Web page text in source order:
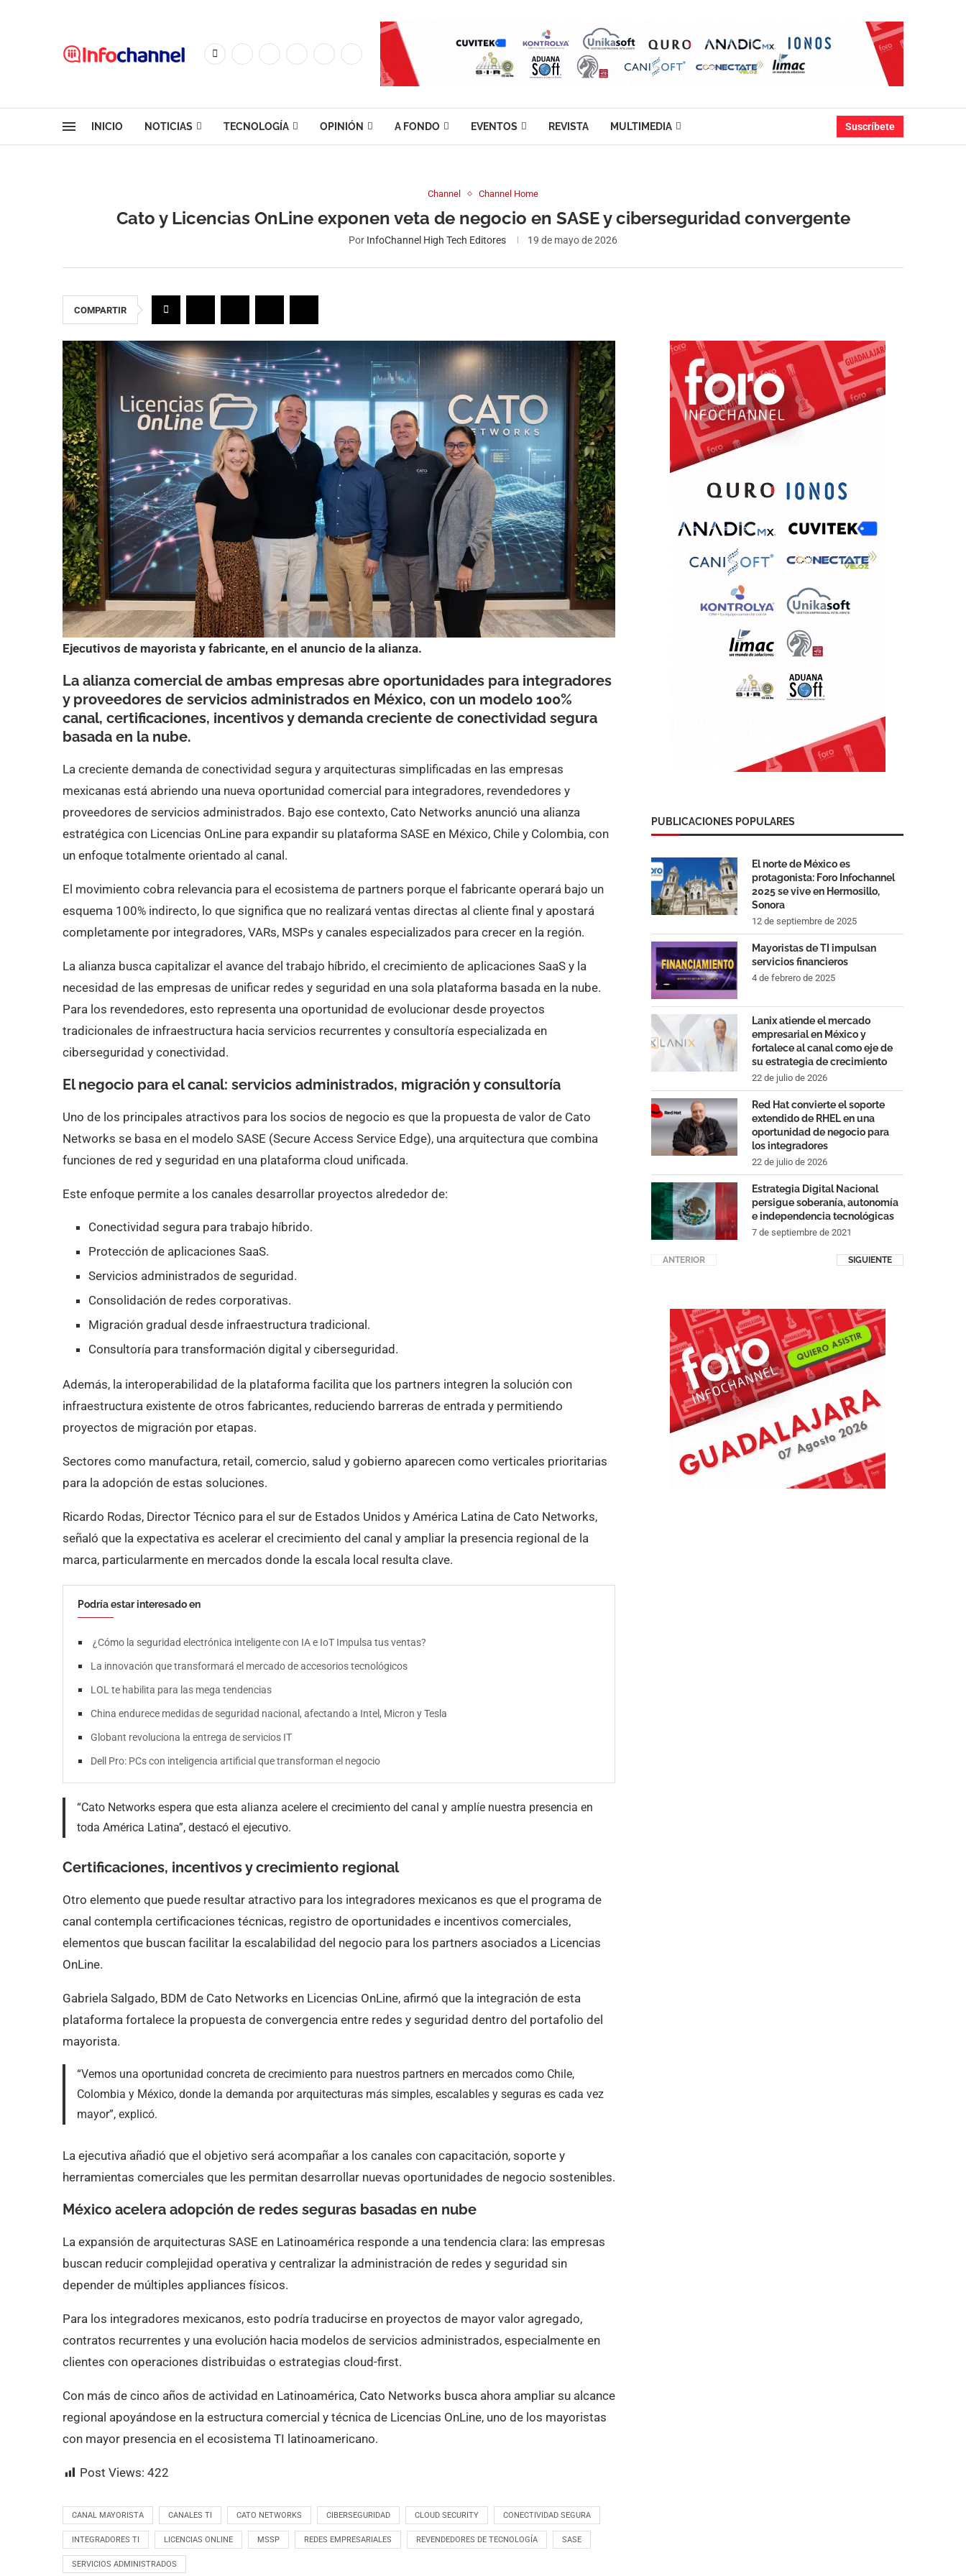
INICIO NOTICIAS TECNOLOGÍA OPINIÓN A FONDO EVENTOS REVISTA MULTIMEDIA Suscríbete
Channel Channel Home
Cato y Licencias OnLine exponen veta de negocio en SASE y ciberseguridad convergente
Por InfoChannel High Tech Editores 19 de mayo de 2026
COMPARTIR
Ejecutivos de mayorista y fabricante, en el anuncio de la alianza.
La alianza comercial de ambas empresas abre oportunidades para integradores
y proveedores de servicios administrados en México, con un modelo 100%
canal, certificaciones, incentivos y demanda creciente de conectividad segura
basada en la nube.
La creciente demanda de conectividad segura y arquitecturas simplificadas en las empresas
mexicanas está abriendo una nueva oportunidad comercial para integradores, revendedores y
proveedores de servicios administrados. Bajo ese contexto, Cato Networks anunció una alianza
estratégica con Licencias OnLine para expandir su plataforma SASE en México, Chile y Colombia, con
un enfoque totalmente orientado al canal.
El movimiento cobra relevancia para el ecosistema de partners porque el fabricante operará bajo un
esquema 100% indirecto, lo que significa que no realizará ventas directas al cliente final y apostará
completamente por integradores, VARs, MSPs y canales especializados para crecer en la región.
La alianza busca capitalizar el avance del trabajo híbrido, el crecimiento de aplicaciones SaaS y la
necesidad de las empresas de unificar redes y seguridad en una sola plataforma basada en la nube.
Para los revendedores, esto representa una oportunidad de evolucionar desde proyectos
tradicionales de infraestructura hacia servicios recurrentes y consultoría especializada en
ciberseguridad y conectividad.
El negocio para el canal: servicios administrados, migración y consultoría
Uno de los principales atractivos para los socios de negocio es que la propuesta de valor de Cato
Networks se basa en el modelo SASE (Secure Access Service Edge), una arquitectura que combina
funciones de red y seguridad en una plataforma cloud unificada.
Este enfoque permite a los canales desarrollar proyectos alrededor de:
Conectividad segura para trabajo híbrido.
Protección de aplicaciones SaaS.
Servicios administrados de seguridad.
Consolidación de redes corporativas.
Migración gradual desde infraestructura tradicional.
Consultoría para transformación digital y ciberseguridad.
Además, la interoperabilidad de la plataforma facilita que los partners integren la solución con
infraestructura existente de otros fabricantes, reduciendo barreras de entrada y permitiendo
proyectos de migración por etapas.
Sectores como manufactura, retail, comercio, salud y gobierno aparecen como verticales prioritarias
para la adopción de estas soluciones.
Ricardo Rodas, Director Técnico para el sur de Estados Unidos y América Latina de Cato Networks,
señaló que la expectativa es acelerar el crecimiento del canal y ampliar la presencia regional de la
marca, particularmente en mercados donde la escala local resulta clave.
Podría estar interesado en
¿Cómo la seguridad electrónica inteligente con IA e IoT Impulsa tus ventas?
La innovación que transformará el mercado de accesorios tecnológicos
LOL te habilita para las mega tendencias
China endurece medidas de seguridad nacional, afectando a Intel, Micron y Tesla
Globant revoluciona la entrega de servicios IT
Dell Pro: PCs con inteligencia artificial que transforman el negocio
“Cato Networks espera que esta alianza acelere el crecimiento del canal y amplíe nuestra presencia en
toda América Latina”, destacó el ejecutivo.
Certificaciones, incentivos y crecimiento regional
Otro elemento que puede resultar atractivo para los integradores mexicanos es que el programa de
canal contempla certificaciones técnicas, registro de oportunidades e incentivos comerciales,
elementos que buscan facilitar la escalabilidad del negocio para los partners asociados a Licencias
OnLine.
Gabriela Salgado, BDM de Cato Networks en Licencias OnLine, afirmó que la integración de esta
plataforma fortalece la propuesta de convergencia entre redes y seguridad dentro del portafolio del
mayorista.
“Vemos una oportunidad concreta de crecimiento para nuestros partners en mercados como Chile,
Colombia y México, donde la demanda por arquitecturas más simples, escalables y seguras es cada vez
mayor”, explicó.
La ejecutiva añadió que el objetivo será acompañar a los canales con capacitación, soporte y
herramientas comerciales que les permitan desarrollar nuevas oportunidades de negocio sostenibles.
México acelera adopción de redes seguras basadas en nube
La expansión de arquitecturas SASE en Latinoamérica responde a una tendencia clara: las empresas
buscan reducir complejidad operativa y centralizar la administración de redes y seguridad sin
depender de múltiples appliances físicos.
Para los integradores mexicanos, esto podría traducirse en proyectos de mayor valor agregado,
contratos recurrentes y una evolución hacia modelos de servicios administrados, especialmente en
clientes con operaciones distribuidas o estrategias cloud-first.
Con más de cinco años de actividad en Latinoamérica, Cato Networks busca ahora ampliar su alcance
regional apoyándose en la estructura comercial y técnica de Licencias OnLine, uno de los mayoristas
con mayor presencia en el ecosistema TI latinoamericano.
Post Views: 422
CANAL MAYORISTA CANALES TI CATO NETWORKS CIBERSEGURIDAD CLOUD SECURITY CONECTIVIDAD SEGURA
INTEGRADORES TI LICENCIAS ONLINE MSSP REDES EMPRESARIALES REVENDEDORES DE TECNOLOGÍA SASE
SERVICIOS ADMINISTRADOS
PUBLICACIONES POPULARES
El norte de México es
protagonista: Foro Infochannel
2025 se vive en Hermosillo,
Sonora
12 de septiembre de 2025
Mayoristas de TI impulsan
servicios financieros
4 de febrero de 2025
Lanix atiende el mercado
empresarial en México y
fortalece al canal como eje de
su estrategia de crecimiento
22 de julio de 2026
Red Hat convierte el soporte
extendido de RHEL en una
oportunidad de negocio para
los integradores
22 de julio de 2026
Estrategia Digital Nacional
persigue soberanía, autonomía
e independencia tecnológicas
7 de septiembre de 2021
ANTERIOR SIGUIENTE